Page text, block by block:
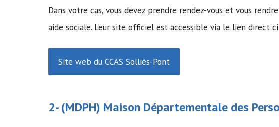
Dans votre cas, vous devez prendre rendez-vous et vous
aide sociale. Leur site officiel est accessible via le lien direct
Site web du CCAS Solliès-Pont
2- (MDPH) Maison Départementale des